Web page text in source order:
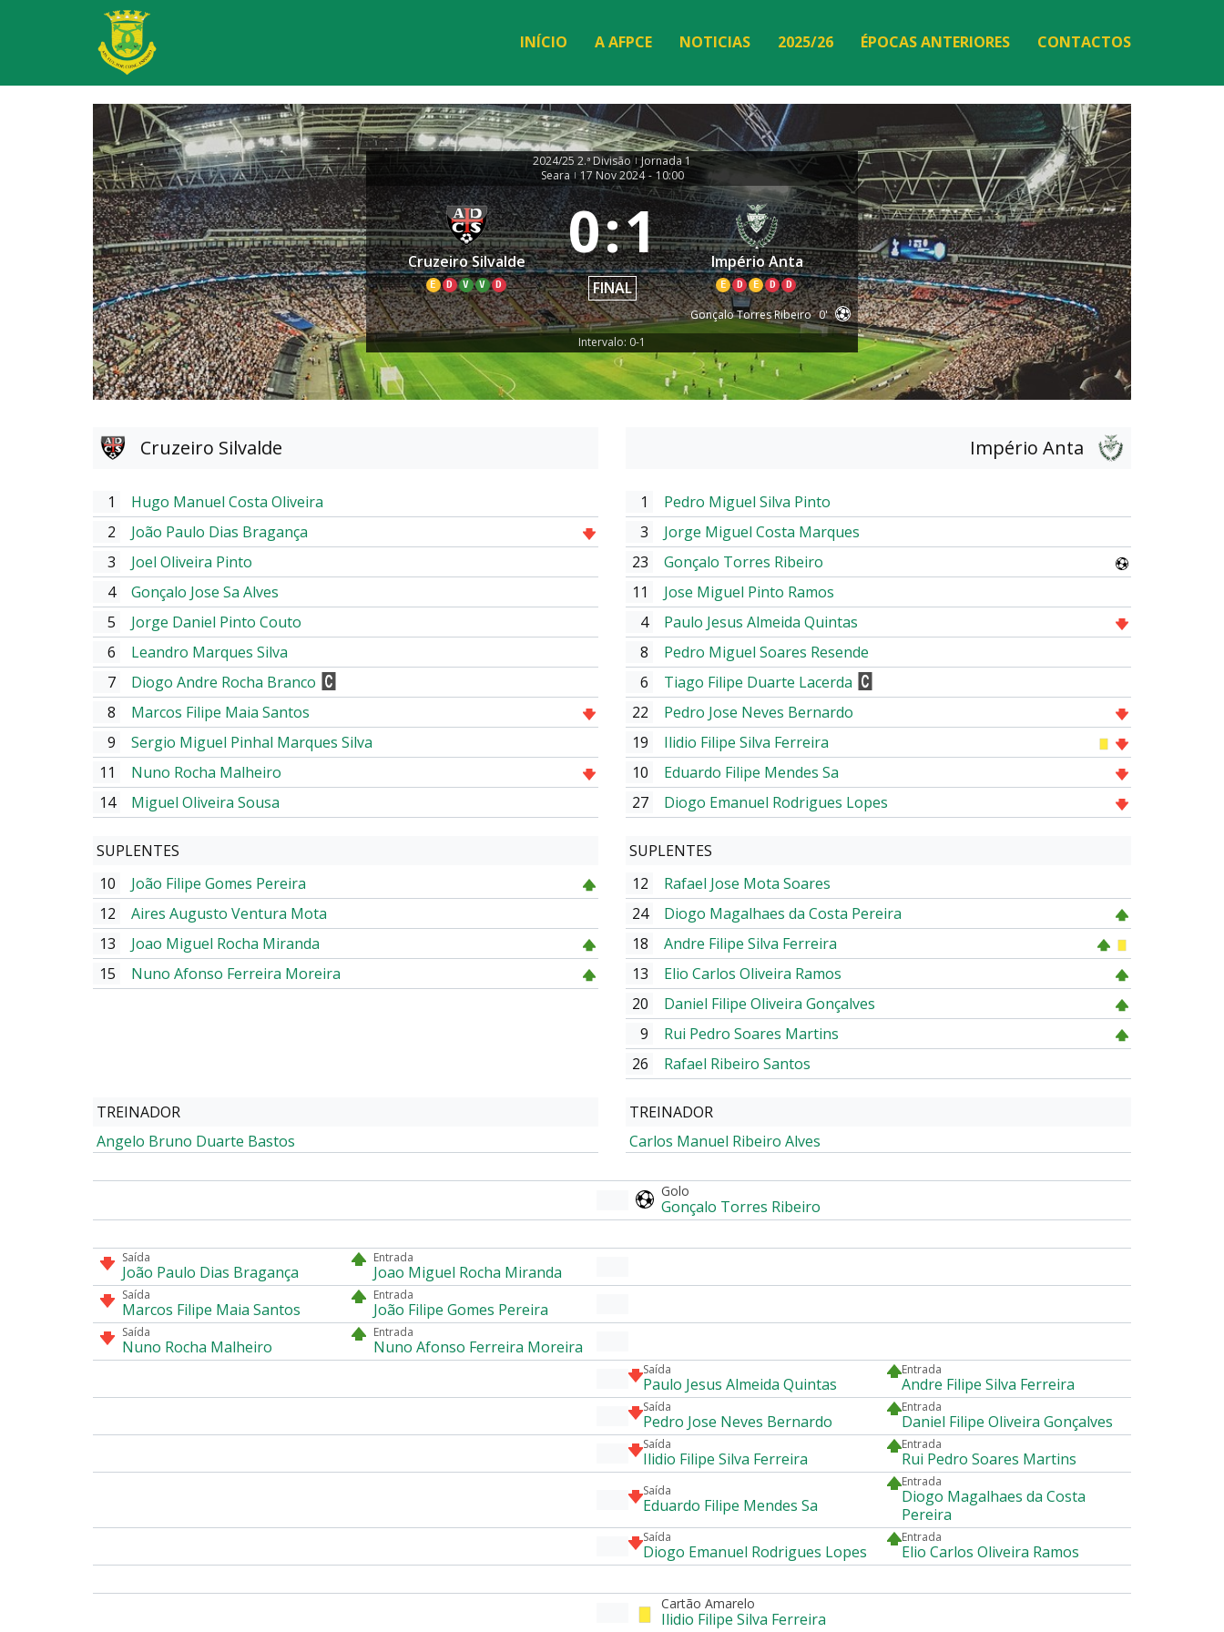
INÍCIO A AFPCE NOTICIAS 2025/26 ÉPOCAS ANTERIORES CONTACTOS
2024/25 2.ª Divisão | Jornada 1
Seara | 17 Nov 2024 - 10:00
Cruzeiro Silvalde
E D V V D
0:1
FINAL
Império Anta
E D E D D
Gonçalo Torres Ribeiro 0'
Intervalo: 0-1
Cruzeiro Silvalde
1
Hugo Manuel Costa Oliveira
2
João Paulo Dias Bragança
3
Joel Oliveira Pinto
4
Gonçalo Jose Sa Alves
5
Jorge Daniel Pinto Couto
6
Leandro Marques Silva
7
Diogo Andre Rocha Branco
8
Marcos Filipe Maia Santos
9
Sergio Miguel Pinhal Marques Silva
11
Nuno Rocha Malheiro
14
Miguel Oliveira Sousa
SUPLENTES
10
João Filipe Gomes Pereira
12
Aires Augusto Ventura Mota
13
Joao Miguel Rocha Miranda
15
Nuno Afonso Ferreira Moreira
TREINADOR
Angelo Bruno Duarte Bastos
Império Anta
1
Pedro Miguel Silva Pinto
3
Jorge Miguel Costa Marques
23
Gonçalo Torres Ribeiro
11
Jose Miguel Pinto Ramos
4
Paulo Jesus Almeida Quintas
8
Pedro Miguel Soares Resende
6
Tiago Filipe Duarte Lacerda
22
Pedro Jose Neves Bernardo
19
Ilidio Filipe Silva Ferreira
10
Eduardo Filipe Mendes Sa
27
Diogo Emanuel Rodrigues Lopes
SUPLENTES
12
Rafael Jose Mota Soares
24
Diogo Magalhaes da Costa Pereira
18
Andre Filipe Silva Ferreira
13
Elio Carlos Oliveira Ramos
20
Daniel Filipe Oliveira Gonçalves
9
Rui Pedro Soares Martins
26
Rafael Ribeiro Santos
TREINADOR
Carlos Manuel Ribeiro Alves
Golo
Gonçalo Torres Ribeiro
Saída
João Paulo Dias Bragança
Entrada
Joao Miguel Rocha Miranda
Saída
Marcos Filipe Maia Santos
Entrada
João Filipe Gomes Pereira
Saída
Nuno Rocha Malheiro
Entrada
Nuno Afonso Ferreira Moreira
Saída
Paulo Jesus Almeida Quintas
Entrada
Andre Filipe Silva Ferreira
Saída
Pedro Jose Neves Bernardo
Entrada
Daniel Filipe Oliveira Gonçalves
Saída
Ilidio Filipe Silva Ferreira
Entrada
Rui Pedro Soares Martins
Saída
Eduardo Filipe Mendes Sa
Entrada
Diogo Magalhaes da Costa
Pereira
Saída
Diogo Emanuel Rodrigues Lopes
Entrada
Elio Carlos Oliveira Ramos
Cartão Amarelo
Ilidio Filipe Silva Ferreira